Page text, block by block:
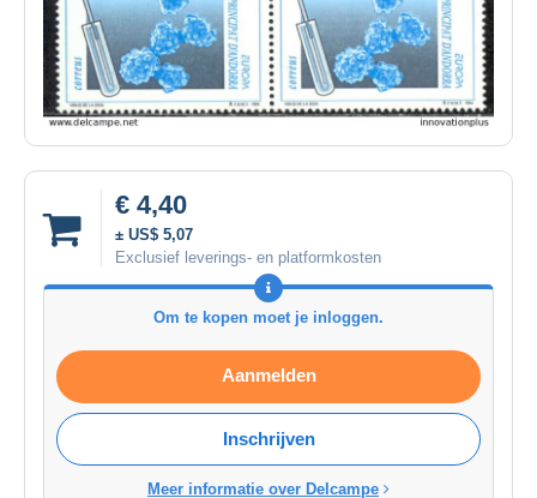
€ 4,40
± US$ 5,07
Exclusief leverings- en platformkosten
Om te kopen moet je inloggen.
Aanmelden
Inschrijven
Meer informatie over Delcampe